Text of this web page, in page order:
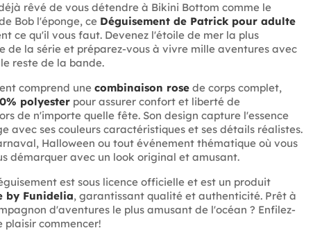
rêvé de vous détendre à Bikini Bottom comme le
Bob l'éponge, ce Déguisement de Patrick pour adulte
ce qu'il vous faut. Devenez l'étoile de mer la plus
de la série et préparez-vous à vivre mille aventures avec
reste de la bande.
comprend une combinaison rosede corps complet,
polyesterpour assurer confort et liberté de
de n'importe quelle fête. Son design capture l'essence
avec ses couleurs caractéristiques et ses détails réalistes.
Halloween ou tout événement thématique où vous
démarquer avec un look original et amusant.
est sous licence officielle et est un produit
by Funidelia, garantissant qualité et authenticité. Prêt à
d'aventures le plus amusant de l'océan ? Enfilez-
plaisir commencer!